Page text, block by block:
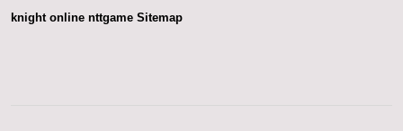
knight online nttgame Sitemap